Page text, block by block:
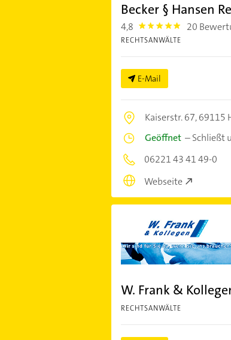
Becker § Hansen
4,8 4.8 20
RECHTSANWÄLTE
E-Mail
Kaiserstr. 67,69115
Geöffnet–Schließt
06221 43 41 49-0
Webseite
W. Frank &
RECHTSANWÄLTE